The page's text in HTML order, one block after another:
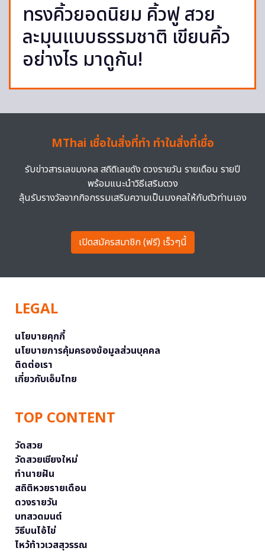
ทรงคิ้วยอดนิยม คิ้วฟู สวย
ละมุนแบบธรรมชาติ เขียนคิ้ว
อย่างไร มาดูกัน!
MThai เชื่อในสิ่งที่ทำ ทำในสิ่งที่เชื่อ
รับข่าวสารเลขมงคล สถิติเลขดัง ดวงรายวัน รายเดือน รายปี
พร้อมแนะนำวิธีเสริมดวง
ลุ้นรับรางวัลจากกิจกรรมเสริมความเป็นมงคลให้กับตัวท่านเอง
เปิดสมัครสมาชิก (ฟรี) เร็วๆนี้
LEGAL
นโยบายคุกกี้
นโยบายการคุ้มครองข้อมูลส่วนบุคคล
ติดต่อเรา
เกี่ยวกับเอ็มไทย
TOP CONTENT
วัดสวย
วัดสวยเชียงใหม่
ทำนายฝัน
สถิติหวยรายเดือน
ดวงรายวัน
บทสวดมนต์
วิธีบนไอ้ไข่
ไหว้ท้าวเวสสุวรรณ